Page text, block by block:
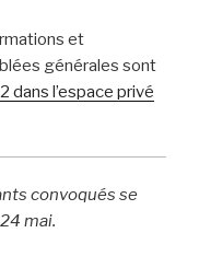
et
générales sont
dans l’espace privé
convoqués se
mai.